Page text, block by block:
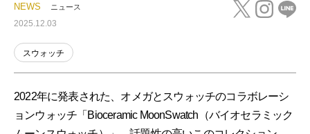
NEWS ニュース
2025.12.03
スウォッチ
2022年に発表された、オメガとスウォッチのコラボレーシ
ョンウォッチ「Bioceramic MoonSwatch（バイオセラミック